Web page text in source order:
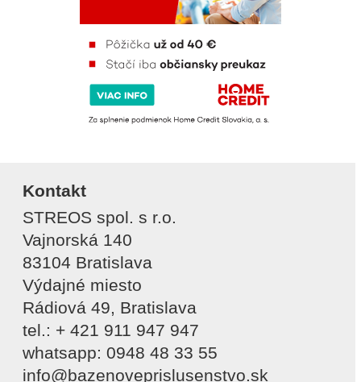
Kontakt
STREOS spol. s r.o.
Vajnorská 140
83104 Bratislava
Výdajné miesto
Rádiová 49, Bratislava
tel.: + 421 911 947 947
whatsapp: 0948 48 33 55
info@bazenoveprislusenstvo.sk